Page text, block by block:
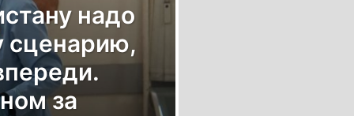
надо
сценарию,
за